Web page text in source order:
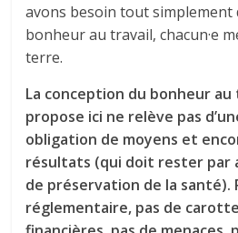
avons besoin tout simplement
bonheur au travail, chacun·e
terre.
La conception du bonheur
propose ici ne relève pas
obligation de moyens et
résultats (qui doit rester par
de préservation de la santé).
réglementaire, pas de